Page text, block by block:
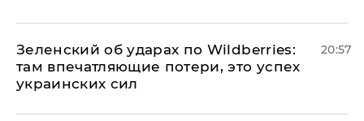
Зеленский об ударах по Wildberries:
там впечатляющие потери, это успех
украинских сил
20:57